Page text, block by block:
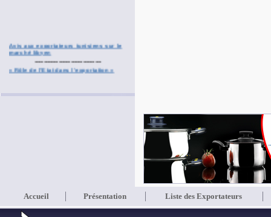
Accueil Présentation Liste des Exportateurs